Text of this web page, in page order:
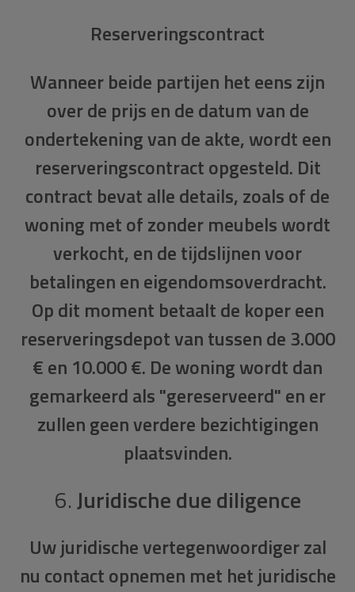
Reserveringscontract
Wanneer beide partijen het eens zijn
over de prijs en de datum van de
ondertekening van de akte, wordt een
reserveringscontractopgesteld. Dit
contract bevat alle details, zoals of de
woning met of zonder meubels wordt
verkocht, en de tijdslijnen voor
betalingen en eigendomsoverdracht.
Op dit moment betaalt de koper een
reserveringsdepot van tussen de 3.000
€ en 10.000 €. De woning wordt dan
gemarkeerd als "gereserveerd" en er
zullen geen verdere bezichtigingen
plaatsvinden.
6.Juridische due diligence
Uwjuridische vertegenwoordigerzal
nu contact opnemen met het juridische